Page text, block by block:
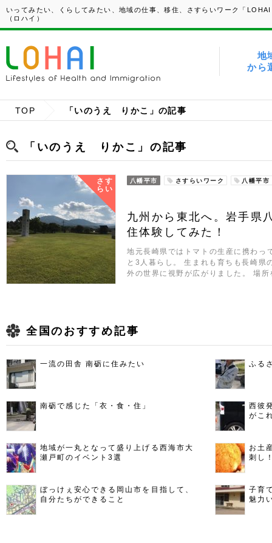
いってみたい、くらしてみたい、地域の仕事、移住、さすらいワーク「
（ロハイ）
地
から
TOP 「いのうえ りかこ」の記事
「いのうえ りかこ」の記事
さす
らい
八幡平市 さすらいワーク 八幡平市
九州から東北へ。岩手県
住体験してみた！
地元長崎県ではトマトの生産に携わっ
と3人暮らし。 生まれも育ちも長崎県
外の世界に視野が広がりました。 場
全国のおすすめ記事
一流の田舎 南砺に住みたい ふる
南砺で感じた「衣・食・住」
西彼
がこ
地域が一丸となって盛り上げる西海市大
瀬戸町のイベント3選
お土
刺し
ぼっけぇ安心できる岡山市を目指して、
自分たちができること
子育
魅力